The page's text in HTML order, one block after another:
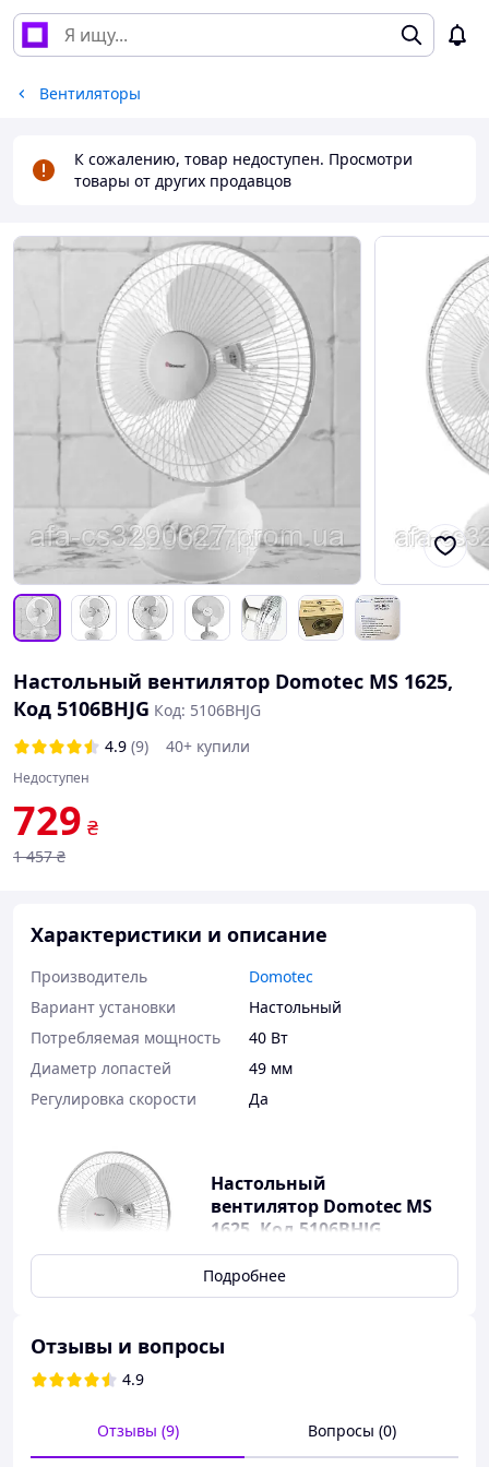
Вентиляторы
К сожалению, товар недоступен. Просмотри
товары от других продавцов
Настольный вентилятор Domotec MS 1625,
Код 5106BHJG Код: 5106BHJG
4.9 (9) 40+ купили
Недоступен
729 ₴
1 457 ₴
Характеристики и описание
Производитель
Domotec
Вариант установки
Настольный
Потребляемая мощность
40 Вт
Диаметр лопастей
49 мм
Регулировка скорости
Да
Настольный
вентилятор Domotec MS
1625, Код 5106BHJG
Настольный вентилятор Domotec MS-1625
Этот небольшой, но очень компактный вентилятор
долгожданную прохладу в жаркие дни.
Подробнее
Отзывы и вопросы
4.9
Отзывы (9) Вопросы (0)